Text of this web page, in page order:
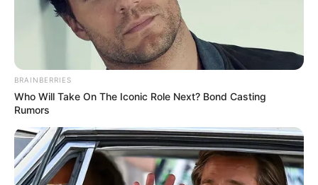
BRAINBERRIES
Who Will Take On The Iconic Role Next? Bond Casting
Rumors